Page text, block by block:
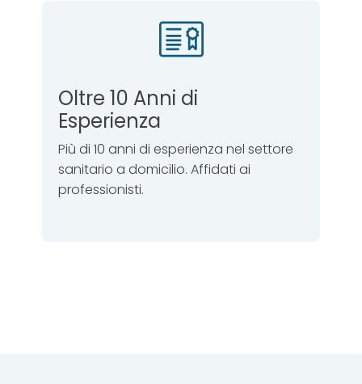
Oltre 10 Anni di
Esperienza
Più di 10 anni di esperienza nel settore
sanitario a domicilio. Affidati ai
professionisti.